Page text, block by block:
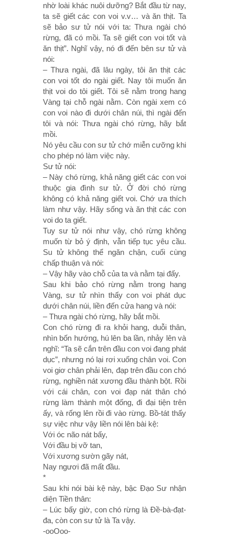
nhờ loài khác nuôi dưỡng? Bắt đầu từ nay,
ta sẽ giết các con voi v.v… và ăn thịt. Ta
sẽ bảo sư tử nói với ta: Thưa ngài chó
rừng, đã có mồi. Ta sẽ giết con voi tốt và
ăn thịt”. Nghĩ vậy, nó đi đến bên sư tử và
nói:
– Thưa ngài, đã lâu ngày, tôi ăn thịt các
con voi tốt do ngài giết. Nay tôi muốn ăn
thịt voi do tôi giết. Tôi sẽ nằm trong hang
Vàng tại chỗ ngài nằm. Còn ngài xem có
con voi nào đi dưới chân núi, thì ngài đến
tôi và nói: Thưa ngài chó rừng, hãy bắt
mồi.
Nó yêu cầu con sư tử chớ miễn cưỡng khi
cho phép nó làm việc này.
Sư tử nói:
– Này chó rừng, khả năng giết các con voi
thuộc gia đình sư tử. Ở đời chó rừng
không có khả năng giết voi. Chớ ưa thích
làm như vậy. Hãy sống và ăn thịt các con
voi do ta giết.
Tuy sư tử nói như vậy, chó rừng không
muốn từ bỏ ý định, vẫn tiếp tục yêu cầu.
Su tử không thể ngăn chận, cuối cùng
chấp thuận và nói:
– Vậy hãy vào chỗ của ta và nằm tại đấy.
Sau khi bảo chó rừng nằm trong hang
Vàng, sư tử nhìn thấy con voi phát dục
dưới chân núi, liền đến cửa hang và nói:
– Thưa ngài chó rừng, hãy bắt mồi.
Con chó rừng đi ra khỏi hang, duỗi thân,
nhìn bốn hướng, hú lên ba lần, nhảy lên và
nghĩ: “Ta sẽ cắn trên đầu con voi đang phát
dục”, nhưng nó lại rơi xuống chân voi. Con
voi giơ chân phải lên, đạp trên đầu con chó
rừng, nghiền nát xương đầu thành bột. Rồi
với cái chân, con voi đạp nát thân chó
rừng làm thành một đống, đi đại tiện trên
ấy, và rống lên rồi đi vào rừng. Bồ-tát thấy
sự việc như vậy liền nói lên bài kệ:
Với óc não nát bấy,
Với đầu bị vỡ tan,
Với xương sườn gãy nát,
Nay ngươi đã mất đầu.
*
Sau khi nói bài kệ này, bậc Ðạo Sư nhận
diện Tiền thân:
– Lúc bấy giờ, con chó rừng là Ðề-bà-đạt-
đa, còn con sư tử là Ta vậy.
-ooOoo-